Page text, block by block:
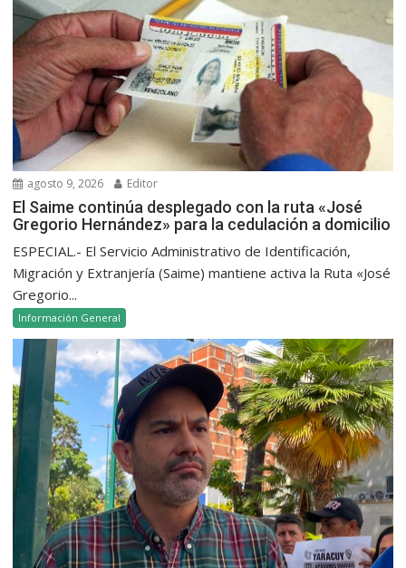
agosto 9, 2026 Editor
El Saime continúa desplegado con la ruta «José
Gregorio Hernández» para la cedulación a domicilio
ESPECIAL.- El Servicio Administrativo de Identificación,
Migración y Extranjería (Saime) mantiene activa la Ruta «José
Gregorio...
Información General